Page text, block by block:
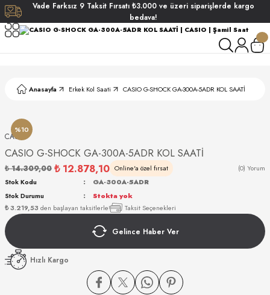
Vade Farksız 9 Taksit Fırsatı ₺3.000 ve üzeri siparişlerde kargo
bedava!
Anasayfa Erkek Kol Saati CASIO G-SHOCK GA-300A-5ADR KOL SAATİ
%10
CASIO
CASIO G-SHOCK GA-300A-5ADR KOL SAATİ
₺ 14.309,00 ₺ 12.878,10 Online'a özel fırsat (0) Yorum
₺ 3.219,53 den başlayan taksitlerle! Taksit Seçenekleri
Stok Kodu
GA-300A-5ADR
Stok Durumu
Stokta yok
Gelince Haber Ver
Hızlı Kargo